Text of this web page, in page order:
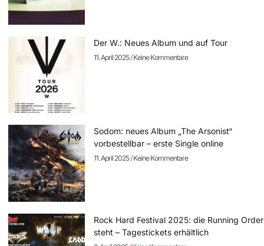
Der W.: Neues Album und auf Tour
11. April 2025 Keine Kommentare
Sodom: neues Album „The Arsonist“
vorbestellbar – erste Single online
11. April 2025 Keine Kommentare
Rock Hard Festival 2025: die Running Order
steht – Tagestickets erhältlich